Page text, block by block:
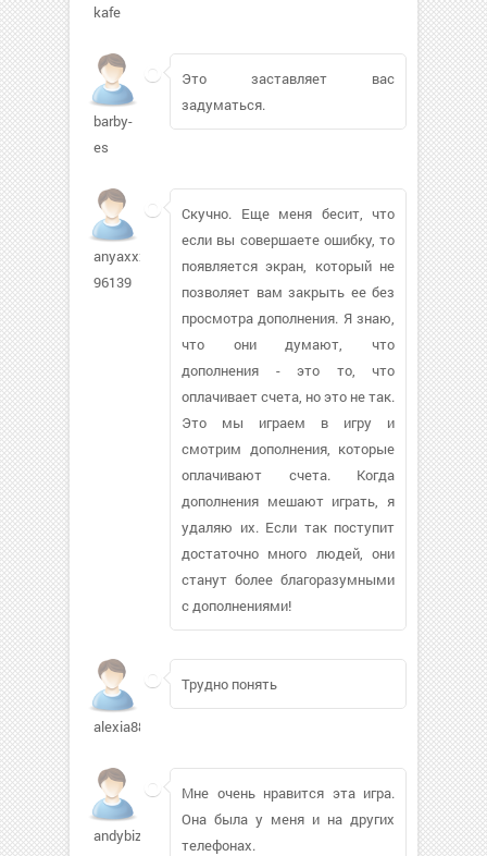
kafe
barby-
es
Это заставляет вас
задуматься.
anyaxxx-
96139
Скучно. Еще меня бесит, что
если вы совершаете ошибку, то
появляется экран, который не
позволяет вам закрыть ее без
просмотра дополнения. Я знаю,
что они думают, что
дополнения - это то, что
оплачивает счета, но это не так.
Это мы играем в игру и
смотрим дополнения, которые
оплачивают счета. Когда
дополнения мешают играть, я
удаляю их. Если так поступит
достаточно много людей, они
станут более благоразумными
с дополнениями!
alexia88
Трудно понять
andybiza531
Мне очень нравится эта игра.
Она была у меня и на других
телефонах.